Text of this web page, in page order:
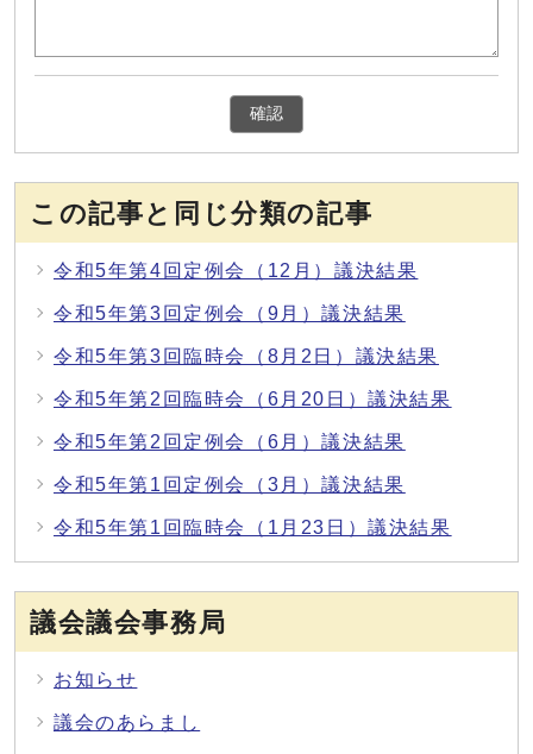
確認
この記事と同じ分類の記事
令和5年第4回定例会（12月）議決結果
令和5年第3回定例会（9月）議決結果
令和5年第3回臨時会（8月2日）議決結果
令和5年第2回臨時会（6月20日）議決結果
令和5年第2回定例会（6月）議決結果
令和5年第1回定例会（3月）議決結果
令和5年第1回臨時会（1月23日）議決結果
議会議会事務局
お知らせ
議会のあらまし